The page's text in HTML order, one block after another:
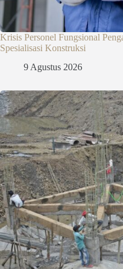
Krisis Personel Fungsional
Spesialisasi Konstruksi
9 Agustus 2026